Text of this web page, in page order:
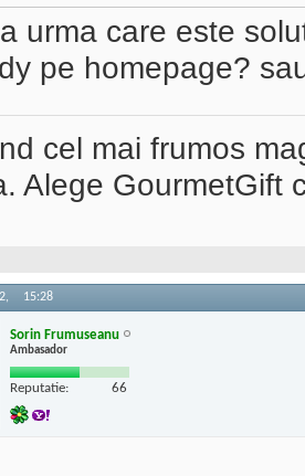
urma care este
pe homepage?
cel mai frumos
Alege GourmetGift
15:28
Sorin Frumuseanu
Ambasador
Reputatie: 66